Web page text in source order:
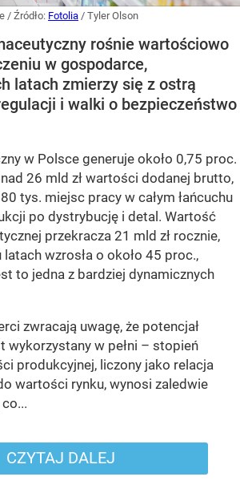
/ Źródło: Fotolia / Tyler Olson
rośnie wartościowo
w gospodarce,
latach zmierzy się z ostrą
i walki o bezpieczeństwo
w Polsce generuje około 0,75 proc.
26 mld zł wartości dodanej brutto,
tys. miejsc pracy w całym łańcuchu
po dystrybucję i detal. Wartość
przekracza 21 mld zł rocznie,
wzrosła o około 45 proc.,
to jedna z bardziej dynamicznych
zwracają uwagę, że potencjał
wykorzystany w pełni – stopień
produkcyjnej, liczony jako relacja
wartości rynku, wynosi zaledwie
CZYTAJ DALEJ